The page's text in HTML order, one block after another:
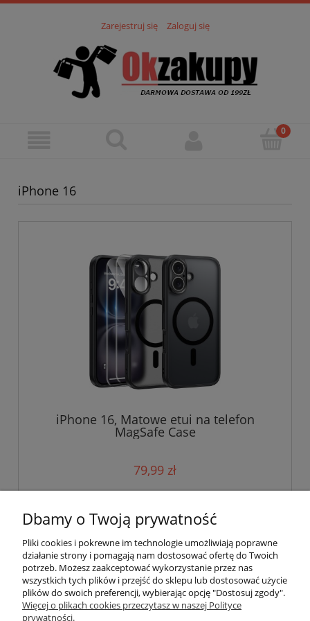
Zarejestruj się Zaloguj się
iPhone 16
iPhone 16, Matowe etui na telefon
MagSafe Case
79,99 zł
Pomoc
Dbamy o Twoją prywatność
Pliki cookies i pokrewne im technologie umożliwiają poprawne
działanie strony i pomagają nam dostosować ofertę do Twoich
potrzeb. Możesz zaakceptować wykorzystanie przez nas
wszystkich tych plików i przejść do sklepu lub dostosować użycie
plików do swoich preferencji, wybierając opcję "Dostosuj zgody".
Więcej o plikach cookies przeczytasz w naszej Polityce
prywatności.